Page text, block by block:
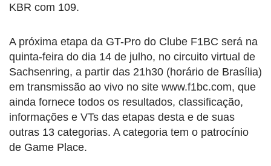
KBR com 109.
A próxima etapa da GT-Pro do Clube F1BC será na
quinta-feira do dia 14 de julho, no circuito virtual de
Sachsenring, a partir das 21h30 (horário de Brasília)
em transmissão ao vivo no site www.f1bc.com, que
ainda fornece todos os resultados, classificação,
informações e VTs das etapas desta e de suas
outras 13 categorias. A categoria tem o patrocínio
de Game Place.